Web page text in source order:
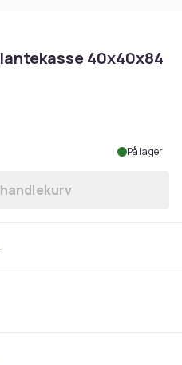
40x40x84
På lager
Legg vidaXL Ønskebrønn